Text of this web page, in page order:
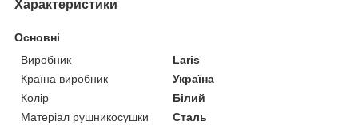
Характеристики
Основні
Виробник
Laris
Країна виробник
Україна
Колір
Білий
Матеріал рушникосушки
Сталь